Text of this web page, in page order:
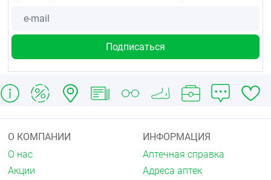
О КОМПАНИИ
О нас
Акции
ИНФОРМАЦИЯ
Аптечная справка
Адреса аптек